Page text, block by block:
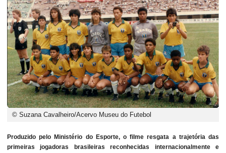
© Suzana Cavalheiro/Acervo Museu do Futebol
Produzido pelo Ministério do Esporte, o filme resgata a trajetória das
primeiras jogadoras brasileiras reconhecidas internacionalmente e